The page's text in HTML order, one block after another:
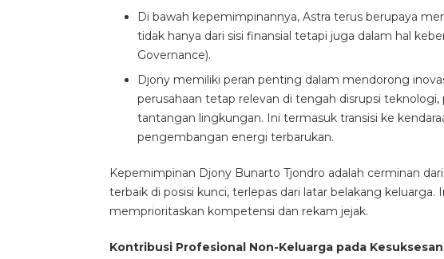
Di bawah kepemimpinannya, Astra terus berupaya
tidak hanya dari sisi finansial tetapi juga dalam hal
Governance).
Djony memiliki peran penting dalam mendorong
perusahaan tetap relevan di tengah disrupsi
tantangan lingkungan. Ini termasuk transisi ke
pengembangan energi terbarukan.
Kepemimpinan Djony Bunarto Tjondro adalah cerminan
terbaik di posisi kunci, terlepas dari latar belakang
memprioritaskan kompetensi dan rekam jejak.
Kontribusi Profesional Non-Keluarga pada